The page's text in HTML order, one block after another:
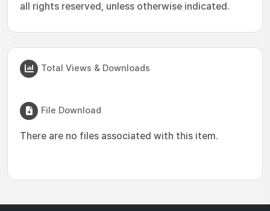
all rights reserved, unless otherwise indicated.
Total Views & Downloads
File Download
There are no files associated with this item.